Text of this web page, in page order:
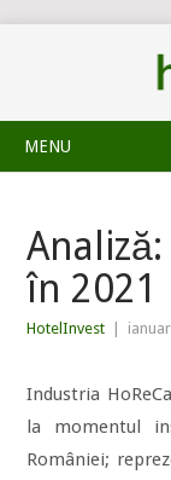
MENU
în 2021
HotelInvest
Industria
la momentul
României;